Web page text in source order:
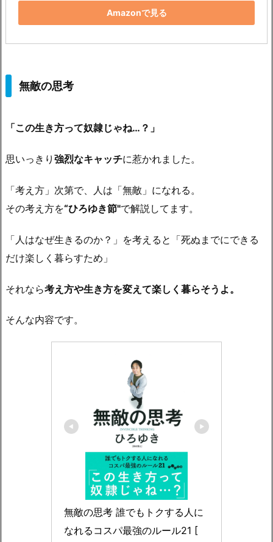
Amazonで見る
無敵の思考
「この生き方って奴隷じゃね…？」
思いっきり 強烈なキャッチに惹かれました。
「考え方」次第で、人は「無敵」になれる。
その考え方を“ひろゆき節"で解説してます。
「人はなぜ生きるのか？」を考えると「死ぬまでにできる
だけ楽しく暮らすため」
それなら考え方や生き方を変えて楽しく暮らそうよ。
そんな内容です。
無敵の思考 誰でもトクする人に
なれるコスパ最強のルール21 [